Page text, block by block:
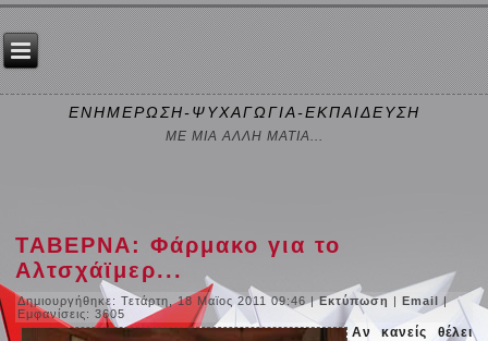
ΕΝΗΜΕΡΩΣΗ-ΨΥΧΑΓΩΓΙΑ-ΕΚΠΑΙΔΕΥΣΗ
ΜΕ ΜΙΑ ΑΛΛΗ ΜΑΤΙΑ...
ΤΑΒΕΡΝΑ: Φάρμακο για το
Αλτσχάϊμερ...
Δημιουργήθηκε: Τετάρτη, 18 Μαϊος 2011 09:46|Εκτύπωση |Email|
Εμφανίσεις: 3605
Αν κανείς θέλει